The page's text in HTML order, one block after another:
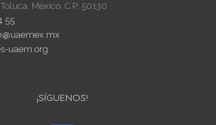
México, C.P. 50130
55
uaem.org
¡SÍGUENOS!